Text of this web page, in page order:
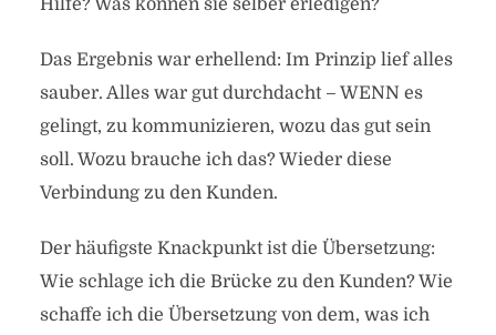
Hilfe? Was können sie selber erledigen?
Das Ergebnis war erhellend: Im Prinzip lief alles
sauber. Alles war gut durchdacht – WENN es
gelingt, zu kommunizieren, wozu das gut sein
soll. Wozu brauche ich das? Wieder diese
Verbindung zu den Kunden.
Der häufigste Knackpunkt ist die Übersetzung:
Wie schlage ich die Brücke zu den Kunden? Wie
schaffe ich die Übersetzung von dem, was ich